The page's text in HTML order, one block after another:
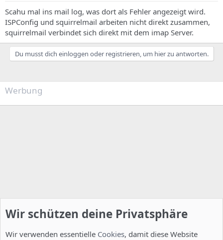
Scahu mal ins mail log, was dort als Fehler angezeigt wird.
ISPConfig und squirrelmail arbeiten nicht direkt zusammen,
squirrelmail verbindet sich direkt mit dem imap Server.
Du musst dich einloggen oder registrieren, um hier zu antworten.
Werbung
Wir schützen deine Privatsphäre
Wir verwenden essentielle Cookies, damit diese Website